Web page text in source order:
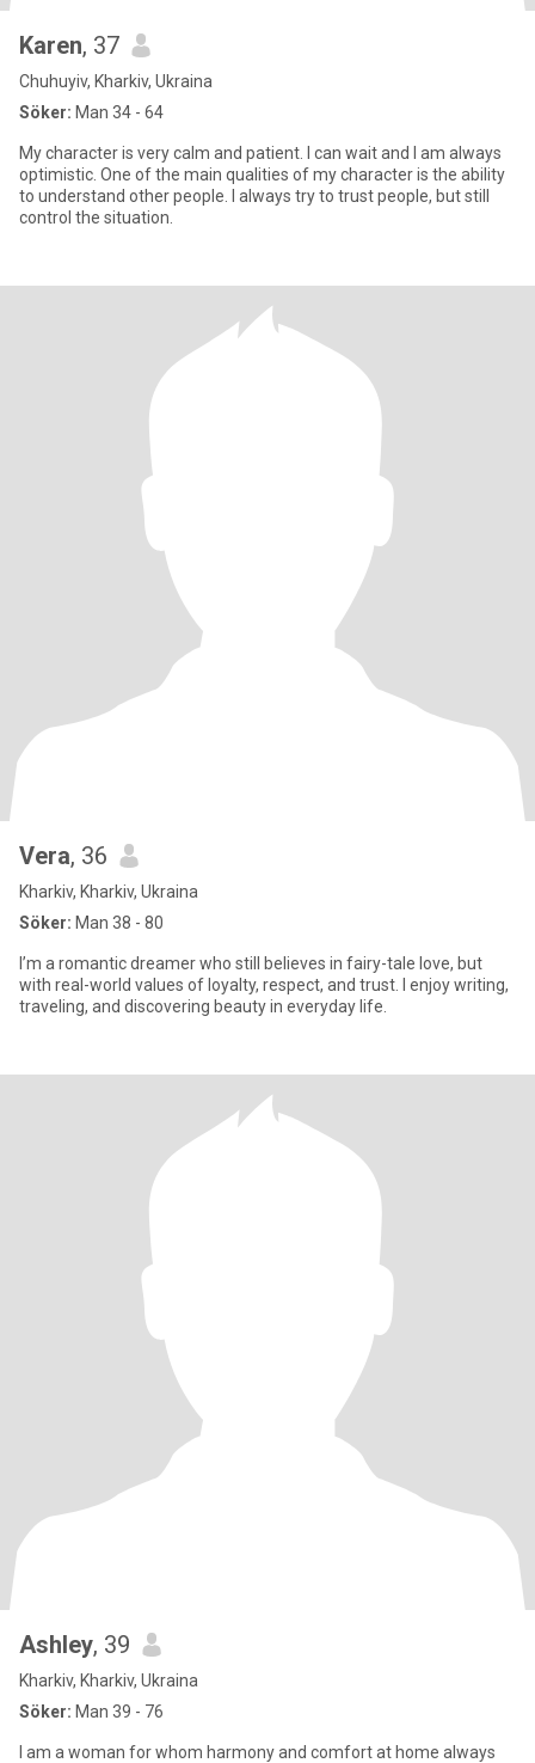
Karen, 37
Chuhuyiv, Kharkiv, Ukraina
Söker: Man 34 - 64
My character is very calm and patient. I can wait and I am always
optimistic. One of the main qualities of my character is the ability
to understand other people. I always try to trust people, but still
control the situation.
Vera, 36
Kharkiv, Kharkiv, Ukraina
Söker: Man 38 - 80
I’m a romantic dreamer who still believes in fairy-tale love, but
with real-world values of loyalty, respect, and trust. I enjoy writing,
traveling, and discovering beauty in everyday life.
Ashley, 39
Kharkiv, Kharkiv, Ukraina
Söker: Man 39 - 76
I am a woman for whom harmony and comfort at home always